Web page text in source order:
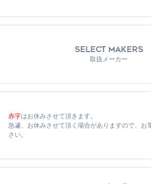
SELECT MAKERS
取扱メーカー
赤字はお休みさせて頂きます。
急遽、お休みさせて頂く場合がありますので、お
さい。